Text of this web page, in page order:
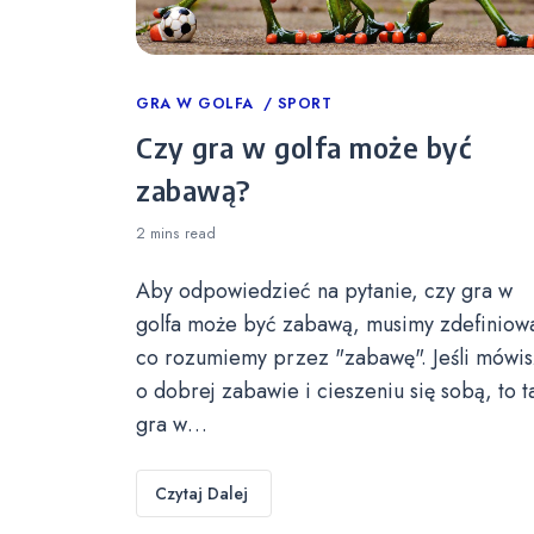
Categories
GRA W GOLFA SPORT
Czy gra w golfa może być
zabawą?
2 mins read
Aby odpowiedzieć na pytanie, czy gra w
golfa może być zabawą, musimy
co rozumiemy przez "zabawę". Jeśli
o dobrej zabawie i cieszeniu się sobą, to
gra w…
Czytaj Dalej